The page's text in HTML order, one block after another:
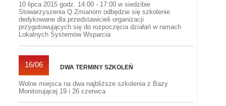
10 lipca 2015 godz. 14:00 - 17:00 w siedzibie
Stowarzyszenia Q Zmianom odbędzie się szkolenie
dedykowane dla przedstawicieli organizacji
przygotowujących się do rozpoczęcia działań w ramach
Lokalnych Systemów Wsparcia
16/06 DWA TERMINY SZKOLEŃ
Wolne miejsca na dwa najbliższe szkolenia z Bazy
Monitorującej 19 i 26 czerwca